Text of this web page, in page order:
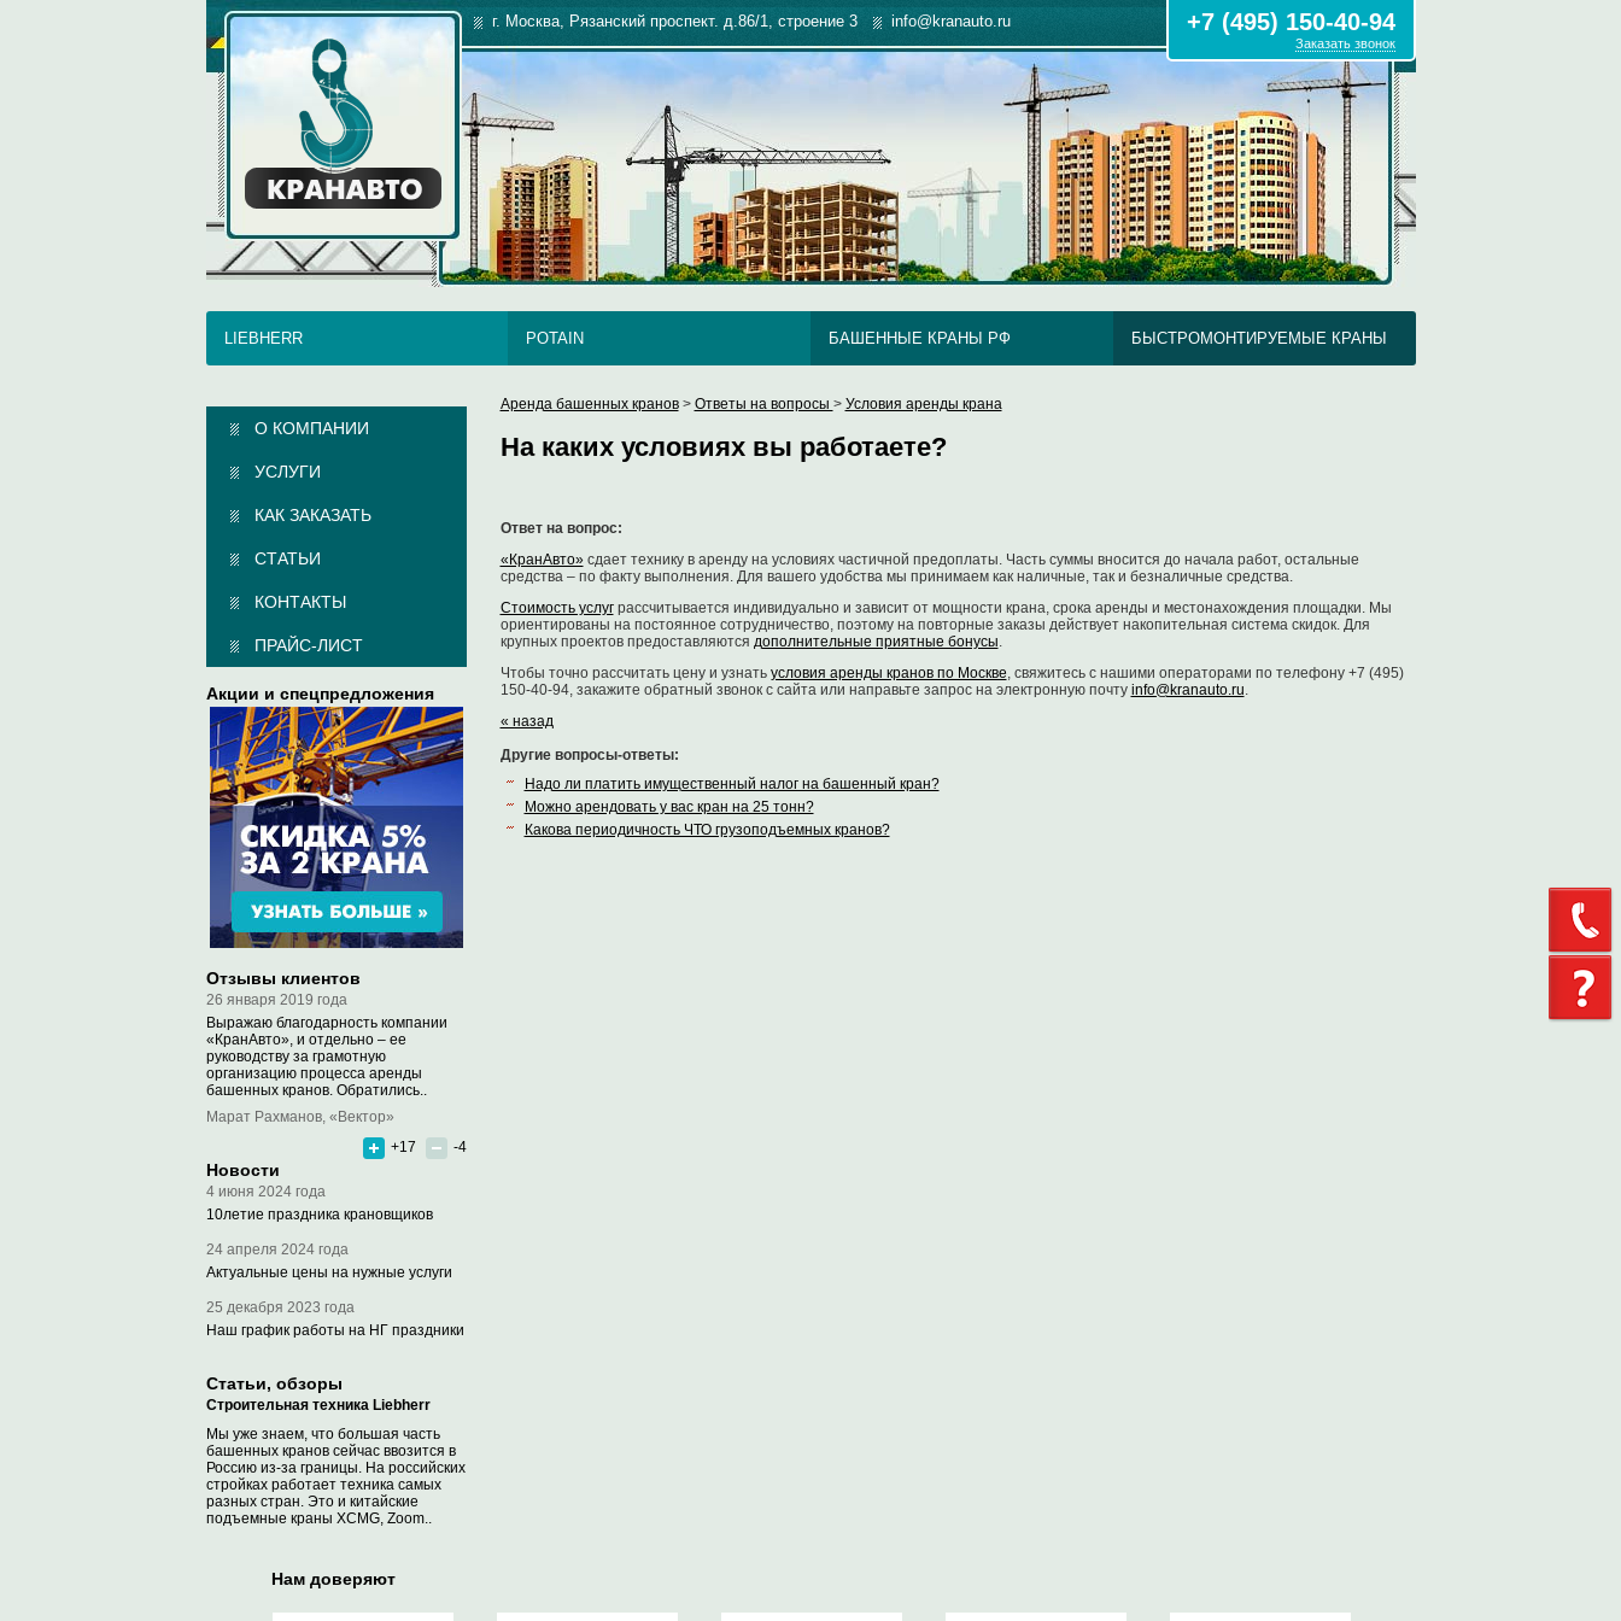
г. Москва, Рязанский проспект. д.86/1, строение 3 info@kranauto.ru +7 (495) 150-40-94
Заказать звонок
LIEBHERR POTAIN БАШЕННЫЕ КРАНЫ РФ БЫСТРОМОНТИРУЕМЫЕ КРАНЫ
О КОМПАНИИ
УСЛУГИ
КАК ЗАКАЗАТЬ
СТАТЬИ
КОНТАКТЫ
ПРАЙС-ЛИСТ
Акции и спецпредложения
Отзывы клиентов
26 января 2019 года
Выражаю благодарность компании
«КранАвто», и отдельно – ее
руководству за грамотную
организацию процесса аренды
башенных кранов. Обратились..
Марат Рахманов, «Вектор»
+17
-4
Новости
4 июня 2024 года
10летие праздника крановщиков
24 апреля 2024 года
Актуальные цены на нужные услуги
25 декабря 2023 года
Наш график работы на НГ праздники
Статьи, обзоры
Строительная техника Liebherr
Мы уже знаем, что большая часть
башенных кранов сейчас ввозится в
Россию из-за границы. На российских
стройках работает техника самых
разных стран. Это и китайские
подъемные краны XCMG, Zoom..
Аренда башенных кранов> Ответы на вопросы > Условия аренды крана
На каких условиях вы работаете?
Ответ на вопрос:
«КранАвто»сдает технику в аренду на условиях частичной предоплаты. Часть суммы вносится до начала работ, остальные
средства – по факту выполнения. Для вашего удобства мы принимаем как наличные, так и безналичные средства.
Стоимость услуграссчитывается индивидуально и зависит от мощности крана, срока аренды и местонахождения площадки. Мы
ориентированы на постоянное сотрудничество, поэтому на повторные заказы действует накопительная система скидок. Для
крупных проектов предоставляются дополнительные приятные бонусы
Чтобы точно рассчитать цену и узнать условия аренды кранов по Москве , свяжитесь с нашими операторами по телефону +7 (495)
150-40-94, закажите обратный звонок с сайта или направьте запрос на электронную почту info@kranauto.ru
« назад
Другие вопросы-ответы:
Надо ли платить имущественный налог на башенный кран?
Можно арендовать у вас кран на 25 тонн?
Какова периодичность ЧТО грузоподъемных кранов?
Нам доверяют